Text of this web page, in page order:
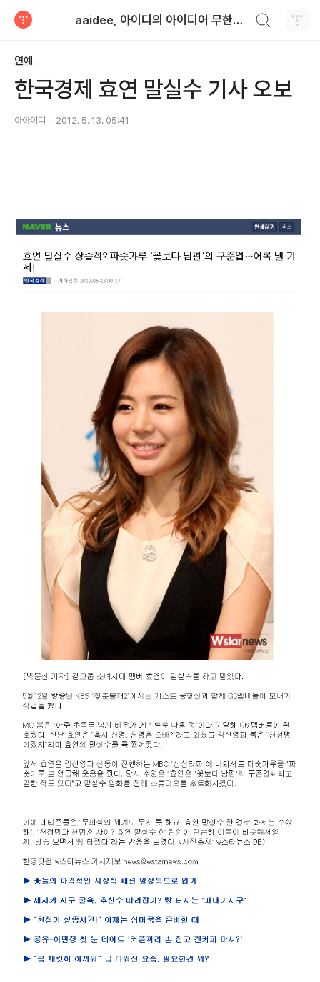
aaidee, 아이디의 아이디어 무한도전
연예
한국경제 효연 말실수 기사 오보
아아이디 2012. 5. 13. 05:41